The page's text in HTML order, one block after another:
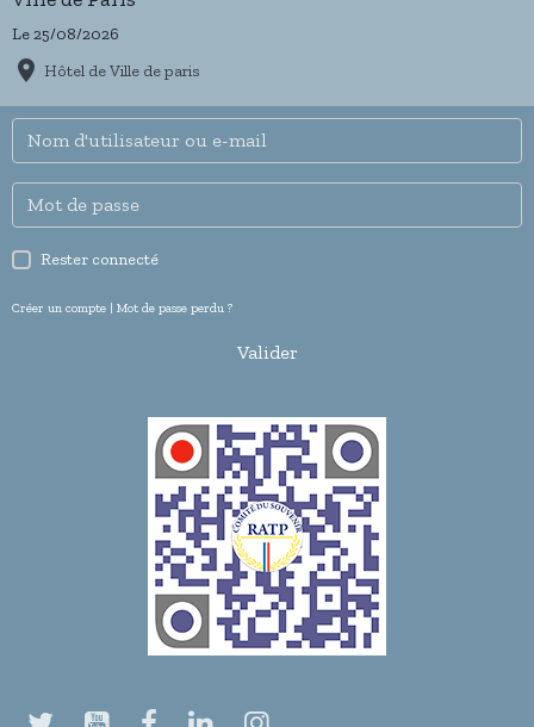
Le 25/08/2026
Hôtel de Ville de paris
Rester connecté
Créer un compte | Mot de passe perdu ?
Valider